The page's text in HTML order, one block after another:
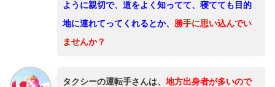
ように親切で、道をよく知ってて、寝てても目的
地に連れてってくれるとか、 勝手に思い込んでい
ませんか？
タクシーの運転手さんは、 地方出身者が多いので